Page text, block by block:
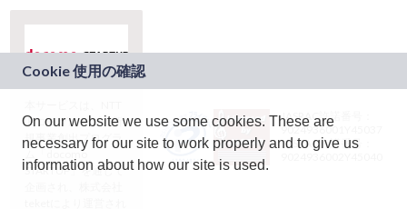
ドコモグループの新
規事業創出プログラ
ム「docomo
STARTUP」を通じて
JASRAC許諾番号：
9024936001Y45037
JASRAC許諾番号：
On our website we use some cookies. These are
necessary for our site to work properly and to give us
information about how our site is used.